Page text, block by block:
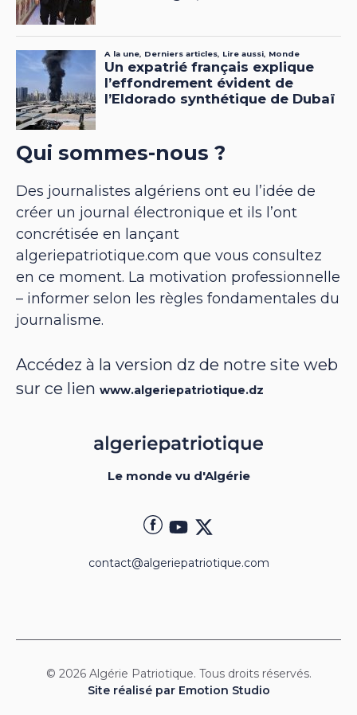
Qui sommes-nous ?
Des journalistes algériens ont eu l’idée de
créer un journal électronique et ils l’ont
concrétisée en lançant
algeriepatriotique.com que vous consultez
en ce moment. La motivation professionnelle
– informer selon les règles fondamentales du
journalisme.
Accédez à la version dz de notre site web
sur ce lien www.algeriepatriotique.dz
Le monde vu d'Algérie
contact@algeriepatriotique.com
© 2026 Algérie Patriotique. Tous droits réservés.
Site réalisé par Emotion Studio